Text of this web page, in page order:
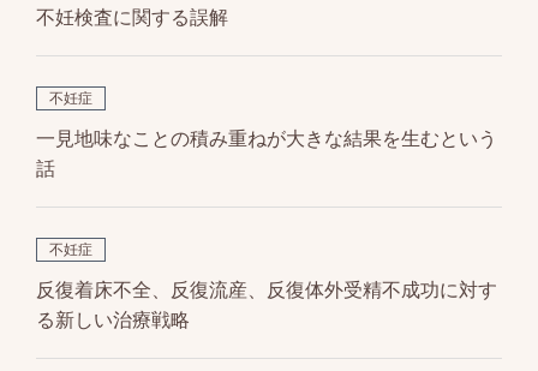
不妊検査に関する誤解
不妊症
一見地味なことの積み重ねが大きな結果を生むという
話
不妊症
反復着床不全、反復流産、反復体外受精不成功に対す
る新しい治療戦略